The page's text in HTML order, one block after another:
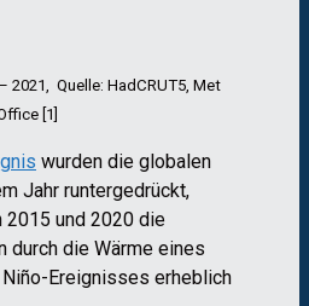
2021, Quelle: HadCRUT5, Met
[1]
wurden die globalen
Jahr runtergedrückt,
und 2020 die
durch die Wärme eines
Ereignisses erheblich